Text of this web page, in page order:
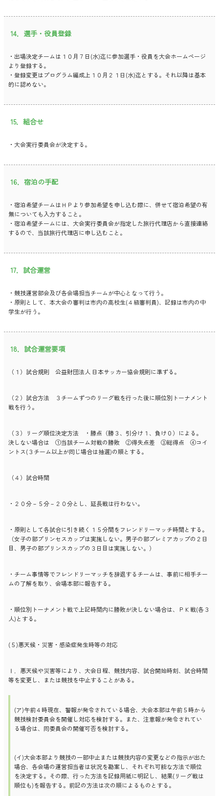
14．選手・役員登録
・出場決定チームは１０月７日(水)迄に参加選手・役員を大会ホームページ
より登録する。
・登録変更はプログラム編成上１０月２１日(水)迄とする。それ以降は基本
的に認めない。
15．組合せ
・大会実行委員会が決定する。
16．宿泊の手配
・宿泊希望チームはＨＰより参加希望を申し込む際に、併せて宿泊希望の有
無についても入力すること。
・宿泊希望チームには、大会実行委員会が指定した旅行代理店から直接連絡
するので、当該旅行代理店に申し込むこと。
17．試合運営
・競技運営部会及び各会場担当チームが中心となって行う。
・原則として、本大会の審判は市内の高校生(４級審判員)、記録は市内の中
学生が行う。
18．試合運営要項
（１）試合規則 公益財団法人 日本サッカー協会規則に準ずる。
（２）試合方法 ３チームずつのリーグ戦を行った後に順位別トーナメント
戦を行う。
（３）リーグ順位決定方法 ・勝点（勝３、引分け１、負け０）による。
決しない場合は ①当該チーム対戦の勝敗 ②得失点差 ③総得点 ④コイ
ントス(３チーム以上が同じ場合は抽選)の順とする。
（４）試合時間
・２０分－５分－２０分とし、延長戦は行わない。
・原則として各試合に引き続く１５分間をフレンドリーマッチ時間とする。
（女子の部プリンセスカップは実施しない。男子の部プレミアカップの２日
目、男子の部プリンスカップの３日目は実施しない。）
・チーム事情等でフレンドリーマッチを辞退するチームは、事前に相手チー
ムの了解を取り、会場本部に報告する。
・順位別トーナメント戦で上記時間内に勝敗が決しない場合は、ＰＫ戦(各３
人)とする。
(５)悪天候・災害・感染症発生時等の対応
Ⅰ．悪天候や災害等により、大会日程、競技内容、試合開始時刻、試合時間
等を変更し、または競技を中止することがある。
(ア)午前４時現在、警報が発令されている場合、大会本部は午前５時から
競技検討委員会を開催し対応を検討する。また、注意報が発令されてい
る場合は、同委員会の開催可否を検討する。
(イ)大会本部より競技の一部中止または競技内容の変更などの指示が出た
場合、各会場の運営担当者は状況を勘案し、それぞれ可能な方法で順位
を決定する。その際、行った方法を記録用紙に明記し、結果(リーグ戦は
順位も)を報告する。前記の方法は次の順によるものとする。